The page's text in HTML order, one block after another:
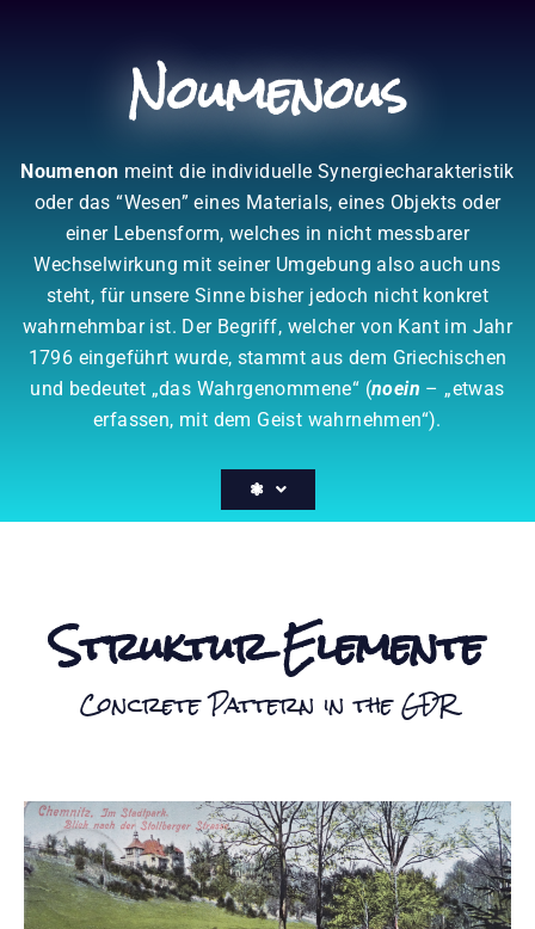
Noumenous
Noumenon meint die individuelle Synergiecharakteristik
oder das “Wesen” eines Materials, eines Objekts oder
einer Lebensform, welches in nicht messbarer
Wechselwirkung mit seiner Umgebung also auch uns
steht, für unsere Sinne bisher jedoch nicht konkret
wahrnehmbar ist. Der Begriff, welcher von Kant im Jahr
1796 eingeführt wurde, stammt aus dem Griechischen
und bedeutet „das Wahrgenommene“ (noein – „etwas
erfassen, mit dem Geist wahrnehmen“).
❃
Struktur Elemente
Concrete Pattern in the GDR